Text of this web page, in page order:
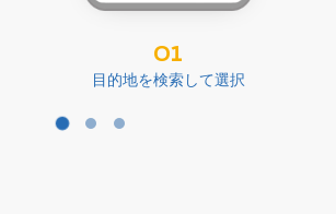
01
目的地を検索して選択